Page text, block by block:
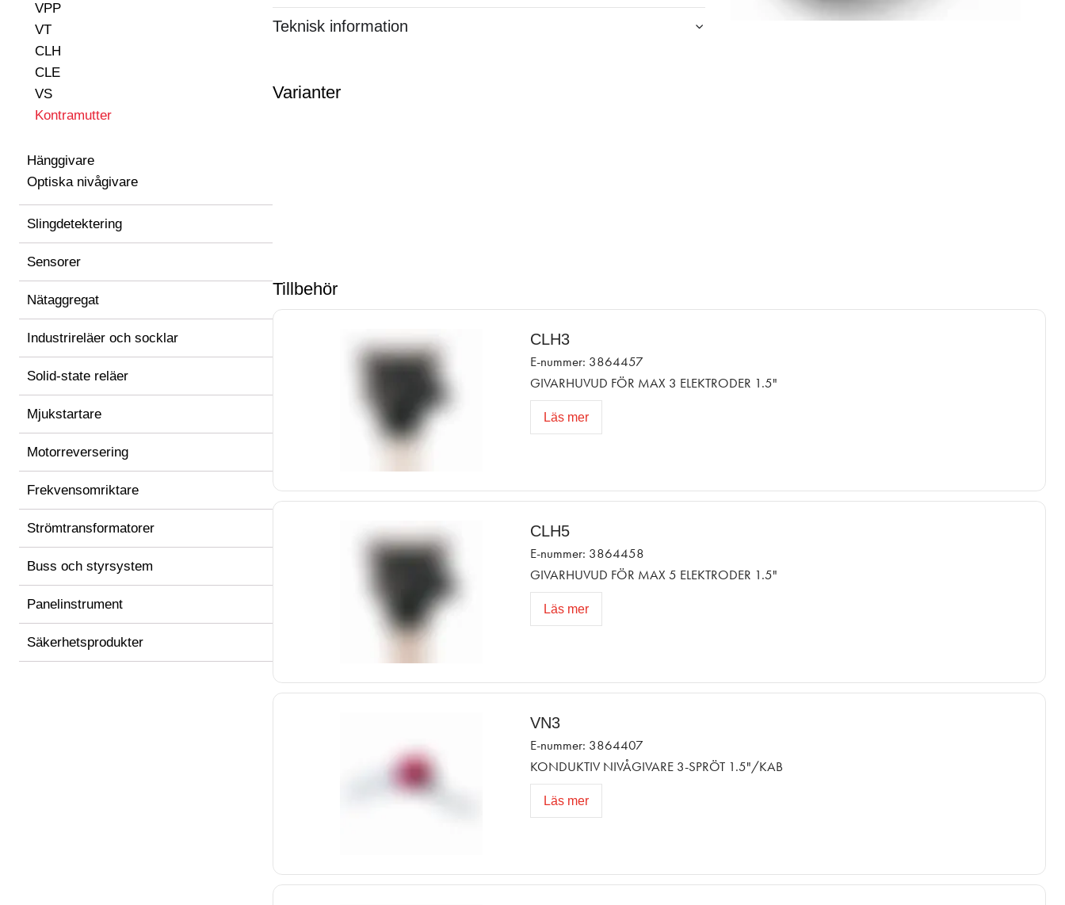
VPP
VT
CLH
CLE
VS
Kontramutter
Hänggivare
Optiska nivågivare
Slingdetektering
Sensorer
Nätaggregat
Industrireläer och socklar
Solid-state reläer
Mjukstartare
Motorreversering
Frekvensomriktare
Strömtransformatorer
Buss och styrsystem
Panelinstrument
Säkerhetsprodukter
Teknisk information
Varianter
Tillbehör
CLH3
E-nummer: 3864457
GIVARHUVUD FÖR MAX 3 ELEKTRODER 1.5"
Läs mer
CLH5
E-nummer: 3864458
GIVARHUVUD FÖR MAX 5 ELEKTRODER 1.5"
Läs mer
VN3
E-nummer: 3864407
KONDUKTIV NIVÅGIVARE 3-SPRÖT 1.5"/KAB
Läs mer